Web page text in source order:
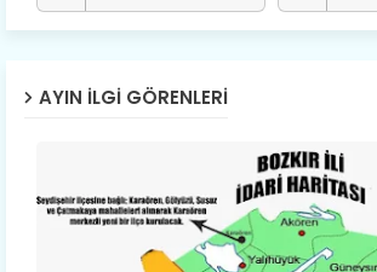
AYIN İLGI GÖRENLERI